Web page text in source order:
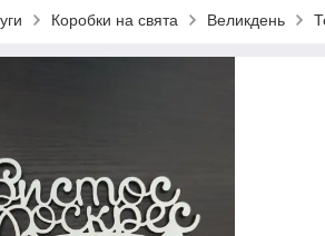
Коробки на свята Великдень